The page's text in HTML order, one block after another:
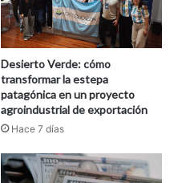
Desierto Verde: cómo
transformar la estepa
patagónica en un proyecto
agroindustrial de exportación
Hace 7 días